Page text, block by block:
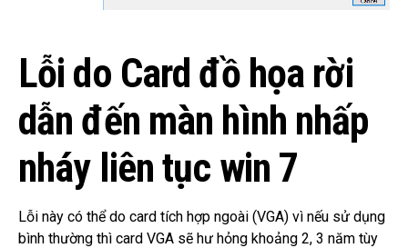
Lỗi do Card đồ họa rời
dẫn đến màn hình nhấp
nháy liên tục win 7
Lỗi này có thể do card tích hợp ngoài (VGA) vì nếu sử dụng
bình thường thì card VGA sẽ hư hỏng khoảng 2, 3 năm tùy